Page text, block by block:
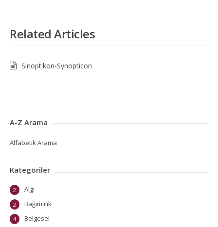
Related Articles
Sinoptikon-Synopticon
A-Z Arama
Alfabetik Arama
Kategoriler
Algı
2
Bağımlılık
2
Belgesel
4